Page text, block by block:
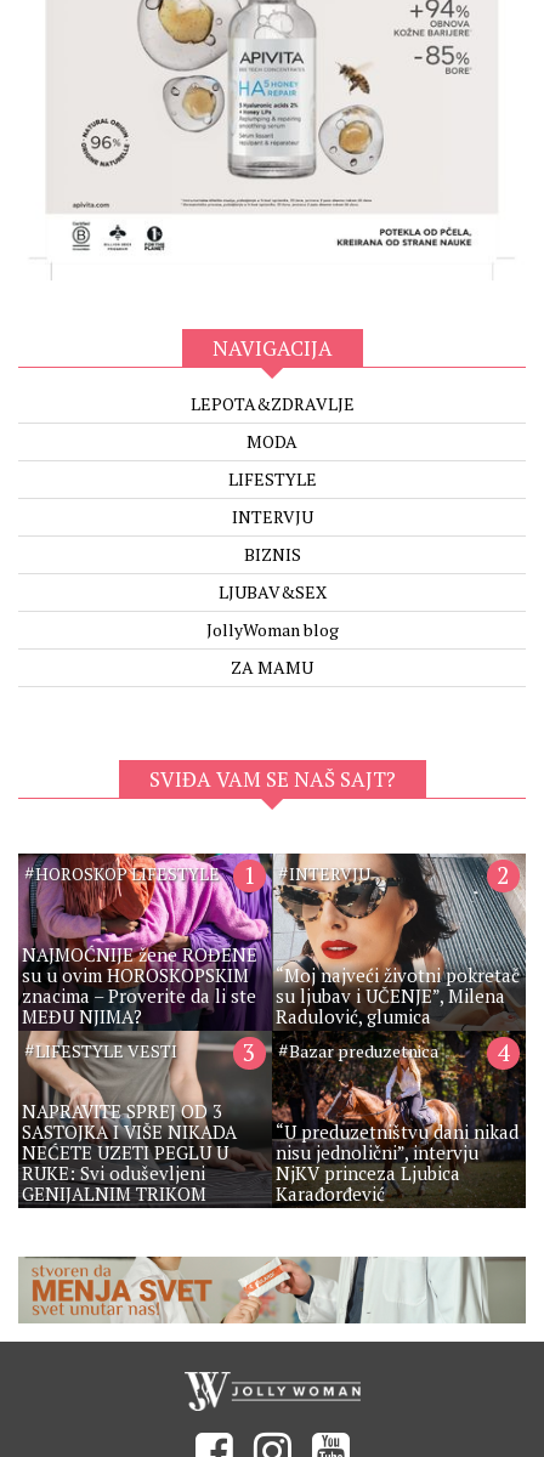
NAVIGACIJA
LEPOTA&ZDRAVLJE
MODA
LIFESTYLE
INTERVJU
BIZNIS
LJUBAV&SEX
JollyWoman blog
ZA MAMU
SVIĐA VAM SE NAŠ SAJT?
NAJMOĆNIJE žene ROĐENE
su u ovim HOROSKOPSKIM
znacima – Proverite da li ste
MEĐU NJIMA?
1
#HOROSKOP LIFESTYLE
“Moj najveći životni pokretač
su ljubav i UČENJE”, Milena
Radulović, glumica
2
#INTERVJU
NAPRAVITE SPREJ OD 3
SASTOJKA I VIŠE NIKADA
NEĆETE UZETI PEGLU U
RUKE: Svi oduševljeni
GENIJALNIM TRIKOM
3
#LIFESTYLE VESTI
“U preduzetništvu dani nikad
nisu jednolični”, intervju
NjKV princeza Ljubica
Karađorđević
4
#Bazar preduzetnica